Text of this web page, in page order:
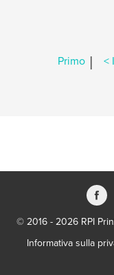
Primo | <
© 2016 - 2026 RPI
Informativa sulla